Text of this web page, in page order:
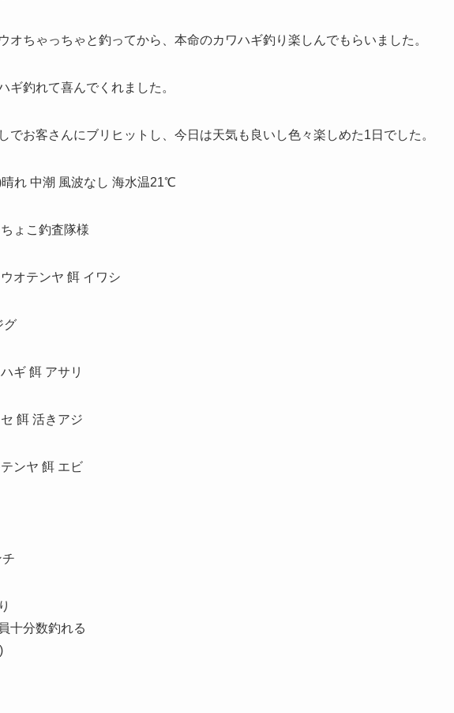
オちゃっちゃと釣ってから、本命のカワハギ釣り楽しんでもらいました。
ギ釣れて喜んでくれました。
でお客さんにブリヒットし、今日は天気も良いし色々楽しめた1日でした。
れ 中潮 風波なし 海水温21℃
ょこ釣査隊様
オテンヤ 餌 イワシ
グ
ギ 餌 アサリ
餌 活きアジ
ンヤ 餌 エビ
十分数釣れる